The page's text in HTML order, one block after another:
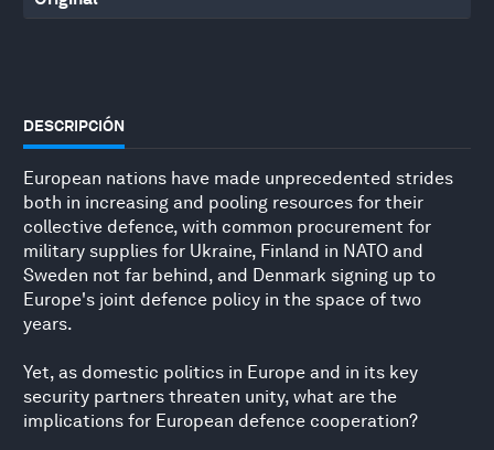
DESCRIPCIÓN
European nations have made unprecedented strides
both in increasing and pooling resources for their
collective defence, with common procurement for
military supplies for Ukraine, Finland in NATO and
Sweden not far behind, and Denmark signing up to
Europe's joint defence policy in the space of two
years.
Yet, as domestic politics in Europe and in its key
security partners threaten unity, what are the
implications for European defence cooperation?